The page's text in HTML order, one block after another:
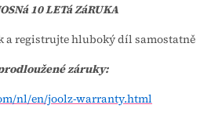
10 LETá ZáRUKA
a registrujte hluboký díl samostatně
záruky:
nl/en/joolz-warranty.html